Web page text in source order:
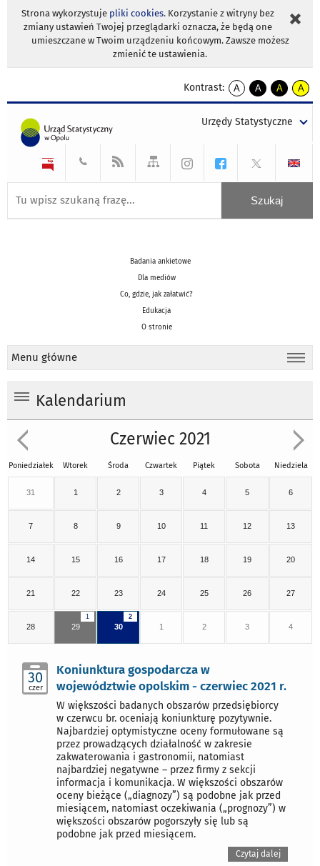
Strona wykorzystuje pliki cookies. Korzystanie z witryny bez
zmiany ustawień Twojej przeglądarki oznacza, że będą one
umieszczane w Twoim urządzeniu końcowym. Zawsze możesz
zmienić te ustawienia.
Kontrast:
A
kontrast
A
kontrast
tekst
czarnym
A
kontrast
tekst
czarnym
A
tekst
żółtym
Urzędy Statystyczne
Badania ankietowe
Dla mediów
Co, gdzie, jak załatwić?
Edukacja
O stronie
Menu główne
Kalendarium
Czerwiec 2021
Poniedziałek Wtorek Środa Czwartek Piątek Sobota Niedziela
31 1 2 3 4 5 6
7 8 9 10 11 12 13
14 15 16 17 18 19 20
21 22 23 24 25 26 27
28
1
29
2
30 1 2 3 4
30
czer
Koniunktura gospodarcza w
województwie opolskim - czerwiec 2021 r.
W większości badanych obszarów przedsiębiorcy
w czerwcu br. oceniają koniunkturę pozytywnie.
Najbardziej optymistyczne oceny formułowane są
przez prowadzących działalność w zakresie
zakwaterowania i gastronomii, natomiast
najbardziej negatywne – przez firmy z sekcji
informacja i komunikacja. W większości obszarów
oceny bieżące („diagnozy”) są podobne jak przed
miesiącem, natomiast oczekiwania („prognozy”) w
większości obszarów pogorszyły się lub są
podobne jak przed miesiącem.
Czytaj dalej